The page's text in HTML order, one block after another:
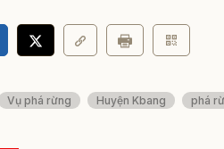
Vụ phá rừng Huyện Kbang phá